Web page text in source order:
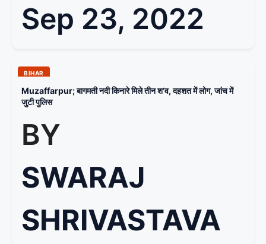
Sep 23, 2022
BIHAR
Muzaffarpur; बागमती नदी किनारे मिले तीन श’व, दहशत में लोग, जांच में
जुटी पुलिस
BY
SWARAJ
SHRIVASTAVA